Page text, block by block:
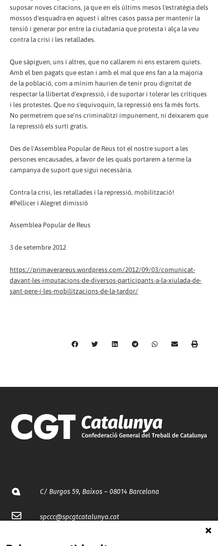
suposar noves citacions, ja que en els últims mesos l'estratègia dels
mossos d'esquadra en aquest i altres casos passa per mantenir la
tensió i generar por entre la ciutadania que protesta i alça la veu
contra la crisi i les retallades.
Que sàpiguen, uns i altres, que no callarem ni ens estarem quiets.
Amb el ben pagats que estan i amb el mal que ens fan a la majoria
de la població, com a mínim haurien de tenir prou dignitat de
respectar la llibertat d'expressió, i de suportar i tolerar les crítiques
i les protestes. Que no s'equivoquin, la repressió ens fa més forts.
No permetrem que se'ns criminalitzi impunement, ni deixarem que
la repressió els surti gratis.
Des de l'Assemblea Popular de Reus tot el nostre suport a les
persones encausades, a favor de les quals portarem a terme la
campanya de suport que sigui necessària.
Contra la crisi, les retallades i la repressió, mobilització!
#Pellicer i Alegret dimissió
Assemblea Popular de Reus
3 de setembre 2012
https://primaverareus.wordpress.com/2012/09/03/comunicat-
davant-les-imputacions-de-diversos-participants-a-la-xiulada-de-
sant-pere-i-les-mobilitzacions-de-la-tardor/
C/ Burgos 59, Baixos – 08014 Barcelona
spccc@spcgtcatalunya.cat